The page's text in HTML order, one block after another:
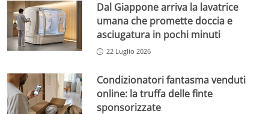
Dal Giappone arriva la lavatrice
umana che promette doccia e
asciugatura in pochi minuti
22 Luglio 2026
Condizionatori fantasma venduti
online: la truffa delle finte
sponsorizzate